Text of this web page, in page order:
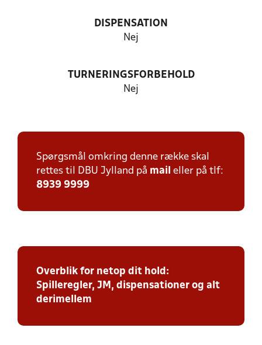
DISPENSATION
Nej
TURNERINGSFORBEHOLD
Nej
Spørgsmål omkring denne række skal
rettes til DBU Jylland på mail eller på tlf:
8939 9999
Overblik for netop dit hold:
Spilleregler, JM, dispensationer og alt
derimellem